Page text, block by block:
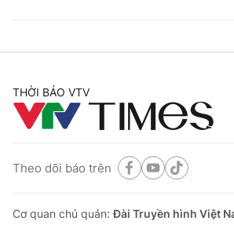
THỜI BÁO VTV
Theo dõi báo trên
Cơ quan chủ quản:Đài Truyền hình Việt